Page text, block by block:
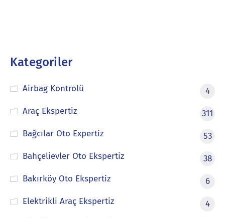
Kategoriler
Airbag Kontrolü
4
Araç Ekspertiz
311
Bağcılar Oto Expertiz
53
Bahçelievler Oto Ekspertiz
38
Bakırköy Oto Ekspertiz
6
Elektrikli Araç Ekspertiz
4